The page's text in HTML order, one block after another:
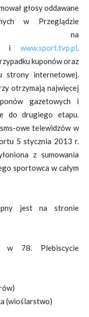
głosy oddawane
w Przeglądzie
na
iwww.sport.tvp.pl.
kuponów oraz
strony internetowej.
otrzymają najwięcej
gazetowych i
do drugiego etapu.
owe telewidzów w
5 stycznia 2013 r.
z sumowania
sportowca w całym
jest na stronie
w 78. Plebiscycie
(wioślarstwo)